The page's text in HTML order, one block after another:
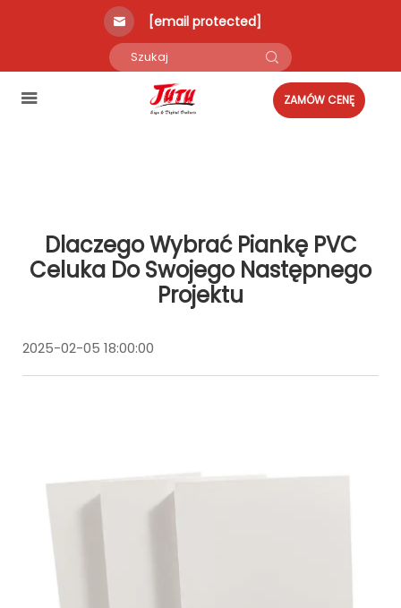
[email protected]
ZAMÓW CENĘ
Dlaczego Wybrać Piankę PVC
Celuka Do Swojego Następnego
Projektu
2025-02-05 18:00:00